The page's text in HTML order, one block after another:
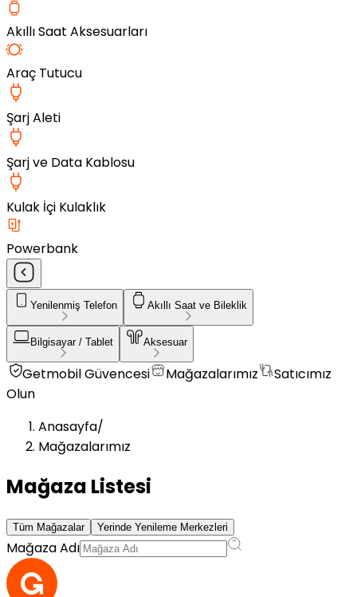
Akıllı Saat Aksesuarları
Araç Tutucu
Şarj Aleti
Şarj ve Data Kablosu
Kulak İçi Kulaklık
Powerbank
Yenilenmiş Telefon Akıllı Saat ve Bileklik
Bilgisayar / Tablet Aksesuar
Getmobil Güvencesi Mağazalarımız
Satıcımız
Olun
Anasayfa/
Mağazalarımız
Mağaza Listesi
Tüm Mağazalar Yerinde Yenileme Merkezleri
Mağaza Adı